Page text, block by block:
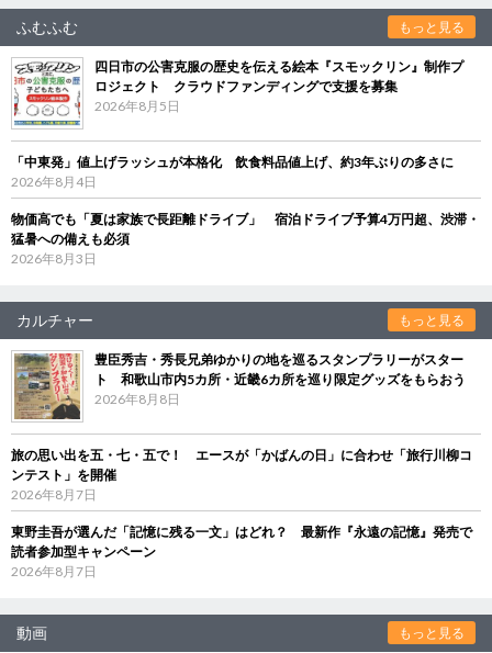
ふむふむ もっと見る
四日市の公害克服の歴史を伝える絵本『スモックリン』制作プ
ロジェクト クラウドファンディングで支援を募集
2026年8月5日
「中東発」値上げラッシュが本格化 飲食料品値上げ、約3年ぶりの多さに
2026年8月4日
物価高でも「夏は家族で長距離ドライブ」 宿泊ドライブ予算4万円超、渋滞・
猛暑への備えも必須
2026年8月3日
カルチャー もっと見る
豊臣秀吉・秀長兄弟ゆかりの地を巡るスタンプラリーがスター
ト 和歌山市内5カ所・近畿6カ所を巡り限定グッズをもらおう
2026年8月8日
旅の思い出を五・七・五で！ エースが「かばんの日」に合わせ「旅行川柳コ
ンテスト」を開催
2026年8月7日
東野圭吾が選んだ「記憶に残る一文」はどれ？ 最新作『永遠の記憶』発売で
読者参加型キャンペーン
2026年8月7日
動画 もっと見る